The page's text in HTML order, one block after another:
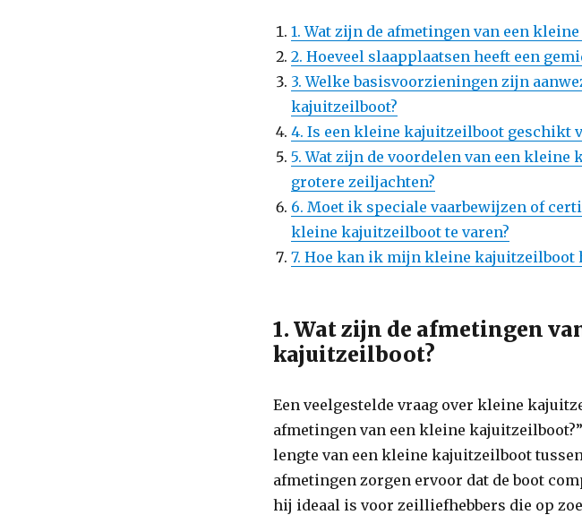
1. Wat zijn de afmetingen van een
2. Hoeveel slaapplaatsen heeft een
3. Welke basisvoorzieningen zijn
kajuitzeilboot?
4. Is een kleine kajuitzeilboot geschikt
5. Wat zijn de voordelen van een
grotere zeiljachten?
6. Moet ik speciale vaarbewijzen of
kleine kajuitzeilboot te varen?
7. Hoe kan ik mijn kleine kajuitzeilboot
1. Wat zijn de afmetingen
kajuitzeilboot?
Een veelgestelde vraag over kleine
afmetingen van een kleine
lengte van een kleine kajuitzeilboot tussen
afmetingen zorgen ervoor dat de boot
hij ideaal is voor zeilliefhebbers die op